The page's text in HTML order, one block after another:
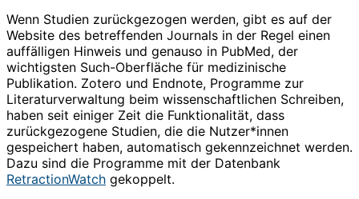
Wenn Studien zurückgezogen werden, gibt es auf der
Website des betreffenden Journals in der Regel einen
auffälligen Hinweis und genauso in PubMed, der
wichtigsten Such-Oberfläche für medizinische
Publikation. Zotero und Endnote, Programme zur
Literaturverwaltung beim wissenschaftlichen Schreiben,
haben seit einiger Zeit die Funktionalität, dass
zurückgezogene Studien, die die Nutzer*innen
gespeichert haben, automatisch gekennzeichnet werden.
Dazu sind die Programme mit der Datenbank
RetractionWatch gekoppelt.